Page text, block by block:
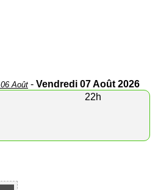
Août - Vendredi 07 Août 2026
22h